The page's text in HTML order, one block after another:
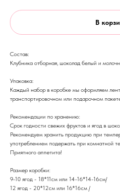
В
Состав:
Клубника отборная, шоколад белый и
Упаковка:
Каждый набор в коробке мы оформляем
транспортировочном или подарочном
Рекомендации по хранению:
Срок годности свежих фруктов и ягод в
Рекомендуем хранить продукцию при
употреблением подержать при комнатной
​Приятного аппетита!
Размер коробки:
9-10 ягод - 18*11см или 14-16*14-16см/
12 ягод - 20*12см или 16*16см /